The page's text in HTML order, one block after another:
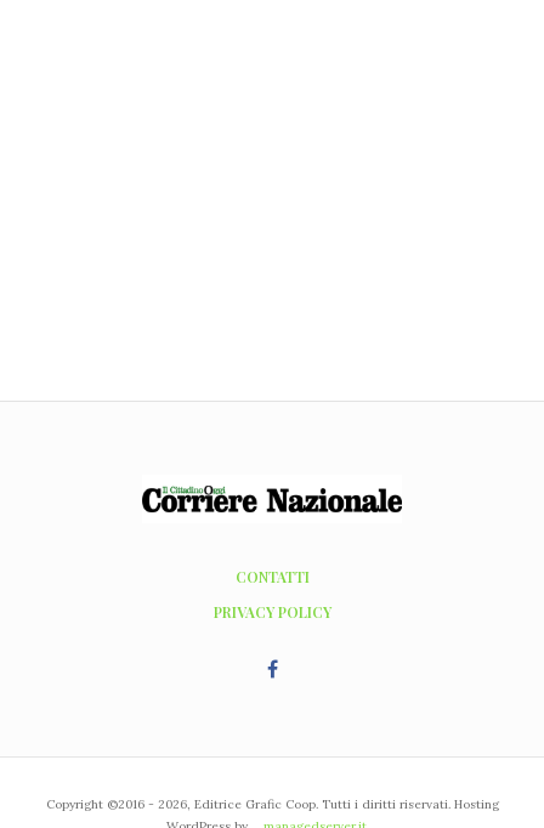
CONTATTI
PRIVACY POLICY
Copyright ©2016 - 2026, Editrice Grafic Coop. Tutti i diritti riservati. Hosting